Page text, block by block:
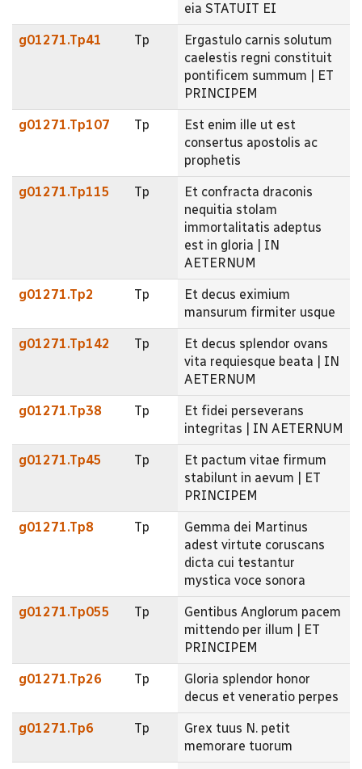
eia STATUIT EI
g01271.Tp41 Tp
Ergastulo carnis solutum
caelestis regni constituit
pontificem summum | ET
PRINCIPEM
g01271.Tp107 Tp
Est enim ille ut est
consertus apostolis ac
prophetis
g01271.Tp115 Tp
Et confracta draconis
nequitia stolam
immortalitatis adeptus
est in gloria | IN
AETERNUM
g01271.Tp2 Tp
Et decus eximium
mansurum firmiter usque
g01271.Tp142 Tp
Et decus splendor ovans
vita requiesque beata | IN
AETERNUM
g01271.Tp38 Tp
Et fidei perseverans
integritas | IN AETERNUM
g01271.Tp45 Tp
Et pactum vitae firmum
stabilunt in aevum | ET
PRINCIPEM
g01271.Tp8 Tp
Gemma dei Martinus
adest virtute coruscans
dicta cui testantur
mystica voce sonora
g01271.Tp055 Tp
Gentibus Anglorum pacem
mittendo per illum | ET
PRINCIPEM
g01271.Tp26 Tp
Gloria splendor honor
decus et veneratio perpes
g01271.Tp6 Tp
Grex tuus N. petit
memorare tuorum